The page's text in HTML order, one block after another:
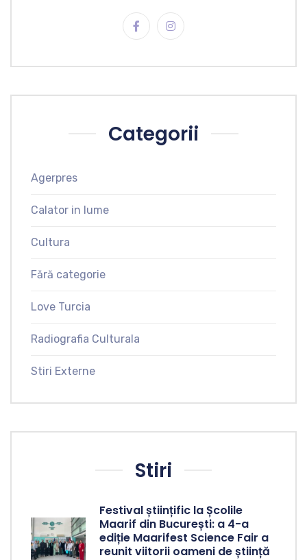
Categorii
Agerpres
Calator in lume
Cultura
Fără categorie
Love Turcia
Radiografia Culturala
Stiri Externe
Stiri
Festival științific la Școlile
Maarif din București: a 4-a
ediție Maarifest Science Fair a
reunit viitorii oameni de știință